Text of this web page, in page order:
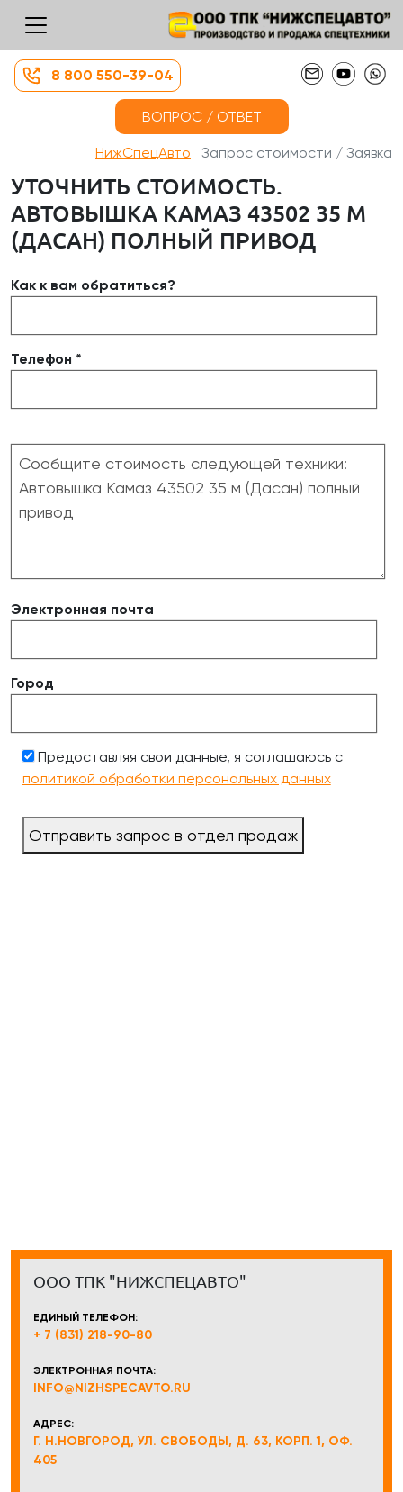
8 800 550-39-04
ВОПРОС / ОТВЕТ
НижСпецАвто Запрос стоимости / Заявка
УТОЧНИТЬ СТОИМОСТЬ.
АВТОВЫШКА КАМАЗ 43502 35 М
(ДАСАН) ПОЛНЫЙ ПРИВОД
Как к вам обратиться?
Телефон *
Электронная почта
Город
Предоставляя свои данные, я соглашаюсь с
политикой обработки персональных данных
Отправить запрос в отдел продаж
ООО ТПК "НИЖСПЕЦАВТО"
ЕДИНЫЙ ТЕЛЕФОН:
+ 7 (831) 218-90-80
ЭЛЕКТРОННАЯ ПОЧТА:
INFO@NIZHSPECAVTO.RU
АДРЕС:
Г. Н.НОВГОРОД, УЛ. СВОБОДЫ, Д. 63, КОРП. 1, ОФ.
405